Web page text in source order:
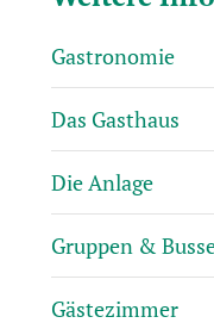
Gastronomie
Das Gasthaus
Die Anlage
Gruppen &
Gästezimmer